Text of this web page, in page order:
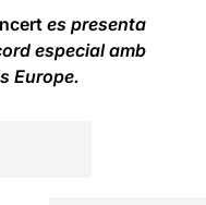
es presenta
especial amb
Europe.